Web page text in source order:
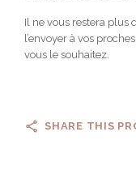
Il ne vous restera plus
l’envoyer à vos
vous le souhaitez.
SHARE THIS